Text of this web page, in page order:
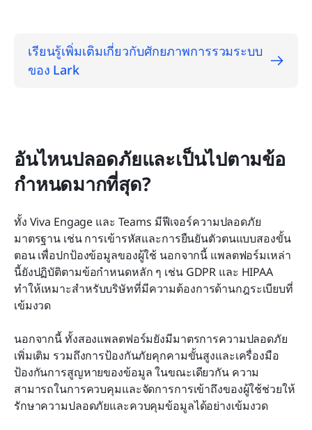
เรียนรู้เพิ่มเติมเกี่ยวกับศักยภาพการรวมระบบ
ของ Lark
อันไหนปลอดภัยและเป็นไปตามข้อ
กำหนดมากที่สุด?
ทั้ง Viva Engage และ Teams มีฟีเจอร์ความปลอดภัย
มาตรฐาน เช่น การเข้ารหัสและการยืนยันตัวตนแบบสองขั้น
ตอน เพื่อปกป้องข้อมูลของผู้ใช้ นอกจากนี้ แพลตฟอร์มเหล่า
นี้ยังปฏิบัติตามข้อกำหนดหลัก ๆ เช่น GDPR และ HIPAA
ทำให้เหมาะสำหรับบริษัทที่มีความต้องการด้านกฎระเบียบที่
เข้มงวด
นอกจากนี้ ทั้งสองแพลตฟอร์มยังมีมาตรการความปลอดภัย
เพิ่มเติม รวมถึงการป้องกันภัยคุกคามขั้นสูงและเครื่องมือ
ป้องกันการสูญหายของข้อมูล ในขณะเดียวกัน ความ
สามารถในการควบคุมและจัดการการเข้าถึงของผู้ใช้ช่วยให้
รักษาความปลอดภัยและควบคุมข้อมูลได้อย่างเข้มงวด